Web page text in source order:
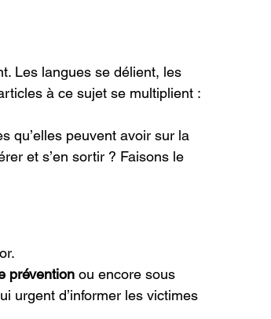
Les langues se délient, les
à ce sujet se multiplient :
qu’elles peuvent avoir sur la
et s’en sortir ? Faisons le
prévention ou encore sous
urgent d’informer les victimes